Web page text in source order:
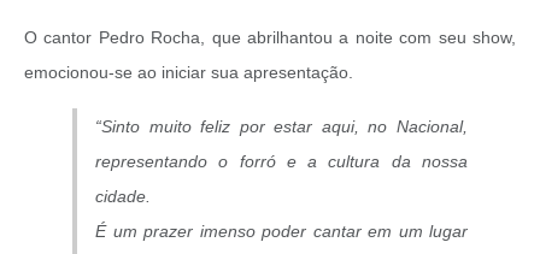
O cantor Pedro Rocha, que abrilhantou a noite com seu show,
emocionou-se ao iniciar sua apresentação.
“Sinto muito feliz por estar aqui, no Nacional,
representando o forró e a cultura da nossa
cidade.
É um prazer imenso poder cantar em um lugar